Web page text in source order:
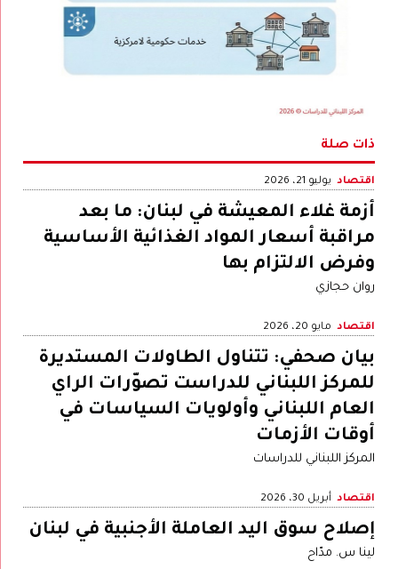
ذات صلة
اقتصاد يوليو 21، 2026
أزمة غلاء المعيشة في لبنان: ما بعد
مراقبة أسعار المواد الغذائية الأساسية
وفرض الالتزام بها
روان حجازي
اقتصاد مايو 20، 2026
بيان صحفي: تتناول الطاولات المستديرة
للمركز اللبناني للدراست تصوّرات الراي
العام اللبناني وأولويات السياسات في
أوقات الأزمات
المركز اللبناني للدراسات
اقتصاد أبريل 30، 2026
إصلاح سوق اليد العاملة الأجنبية في لبنان
لينا س. مدّاح